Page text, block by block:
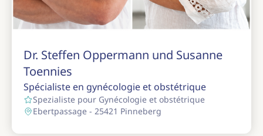
Dr. Steffen Oppermann und Susanne
Toennies
Spécialiste en gynécologie et obstétrique
Spezialiste pour Gynécologie et obstétrique
Ebertpassage - 25421 Pinneberg